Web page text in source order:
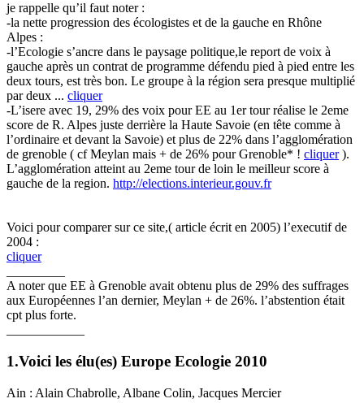
je rappelle qu’il faut noter :
-la nette progression des écologistes et de la gauche en Rhône
Alpes :
-l’Ecologie s’ancre dans le paysage politique,le report de voix à
gauche après un contrat de programme défendu pied à pied entre les
deux tours, est très bon. Le groupe à la région sera presque multiplié
par deux ... cliquer
-L’isere avec 19, 29% des voix pour EE au 1er tour réalise le 2eme
score de R. Alpes juste derrière la Haute Savoie (en tête comme à
l’ordinaire et devant la Savoie) et plus de 22% dans l’agglomération
de grenoble ( cf Meylan mais + de 26% pour Grenoble* ! cliquer).
L’agglomération atteint au 2eme tour de loin le meilleur score à
gauche de la region. http://elections.interieur.gouv.fr
Voici pour comparer sur ce site,( article écrit en 2005) l’executif de
2004 :
cliquer
A noter que EE à Grenoble avait obtenu plus de 29% des suffrages
aux Européennes l’an dernier, Meylan + de 26%. l’abstention était
cpt plus forte.
1.Voici les élu(es) Europe Ecologie 2010
Ain : Alain Chabrolle, Albane Colin, Jacques Mercier